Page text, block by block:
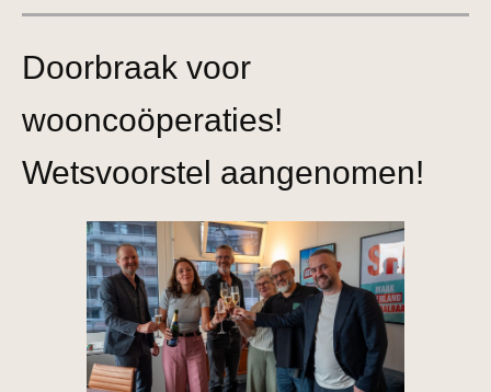
Doorbraak voor
wooncoöperaties!
Wetsvoorstel aangenomen!